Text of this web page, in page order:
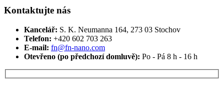
Kontaktujte nás
Kancelář: S. K. Neumanna 164, 273 03 Stochov
Telefon: +420 ‭602 703 263‬
E-mail: fn@fn-nano.com
Otevřeno (po předchozí domluvě): Po - Pá 8 h - 16 h